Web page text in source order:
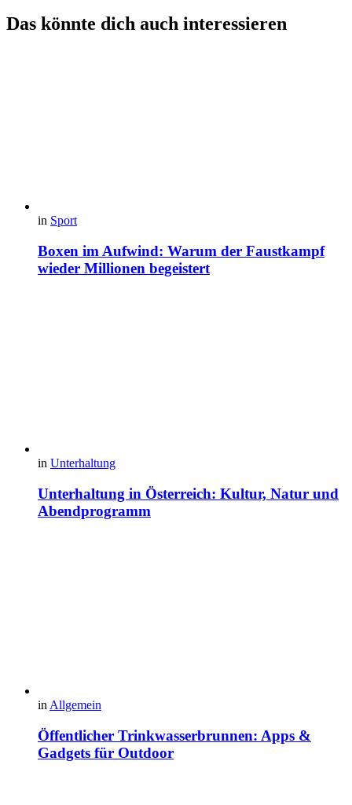
Das könnte dich auch interessieren
in Sport
Boxen im Aufwind: Warum der Faustkampf
wieder Millionen begeistert
in Unterhaltung
Unterhaltung in Österreich: Kultur, Natur und
Abendprogramm
in Allgemein
Öffentlicher Trinkwasserbrunnen: Apps &
Gadgets für Outdoor